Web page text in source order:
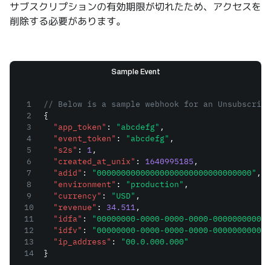
サブスクリプションの有効期限が切れたため、アクセスを
削除する必要があります。
Sample Event
1
// Below is a sample webhook for an
2
{
3
"app_token" : "abcdefg" ,
4
"event_token" : "abcdefg" ,
5
"s2s" : 1,
6
"created_at_unix" : 1640995185 ,
7
"adid" : "00000000000000000000000000000000" ,
8
"environment" : "production" ,
9
"currency" : "USD" ,
10
"revenue" : 34.511,
11
"idfa" :
"00000000-0000-0000-0000-
12
"idfv" :
"00000000-0000-0000-0000-
13
"ip_address" :
"00.0.000.000"
14
}